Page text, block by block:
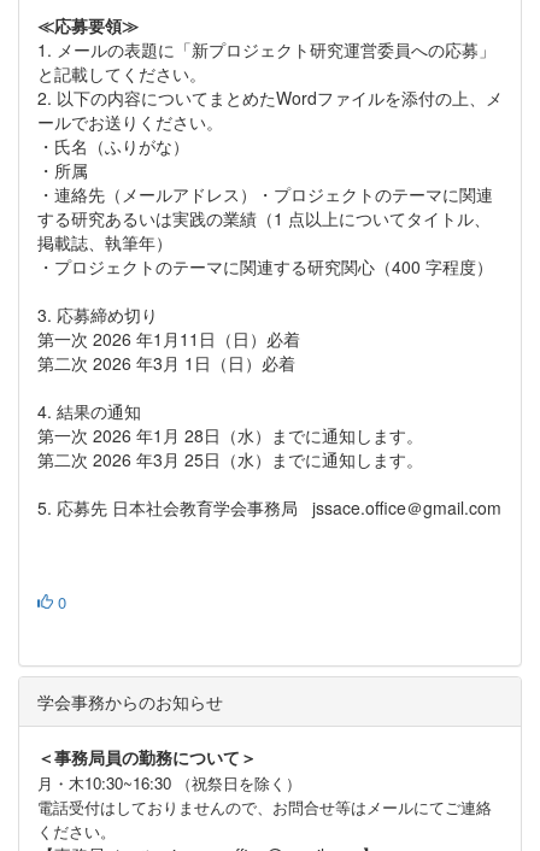
≪応募要領≫
1. メールの表題に「新プロジェクト研究運営委員への応募」
と記載してください。
2. 以下の内容についてまとめたWordファイルを添付の上、メ
ールでお送りください。
・氏名（ふりがな）
・所属
・連絡先（メールアドレス）・プロジェクトのテーマに関連
する研究あるいは実践の業績（1 点以上についてタイトル、
掲載誌、執筆年）
・プロジェクトのテーマに関連する研究関心（400 字程度）
3. 応募締め切り
第一次 2026 年1月11日（日）必着
第二次 2026 年3月 1日（日）必着
4. 結果の通知
第一次 2026 年1月 28日（水）までに通知します。
第二次 2026 年3月 25日（水）までに通知します。
5. 応募先 日本社会教育学会事務局 jssace.office＠gmail.com
0
学会事務からのお知らせ
＜事務局員の勤務について＞
月・木10:30~16:30 （祝祭日を除く）
電話受付はしておりませんので、お問合せ等はメールにてご連絡
ください。